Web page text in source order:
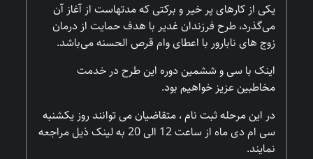
یکی از کارهای پر خیر و برکتی که مدتهاست از آغاز آن
می‌گذرد، طرح فرزندان غدیر با هدف حمایت از درمان
زوج های نابارور با اعطای وام قرص الحسنه می‌باشد.
اینک با سی و ششمین دوره این طرح در خدمت
مخاطبین عزیز خواهیم بود.
در این مرحله ثبت نام ، متقاضیان می توانند روز یکشنبه
سی ام دی ماه از ساعت 12 الی 20 به لینک ذیل مراجعه
نمایند.